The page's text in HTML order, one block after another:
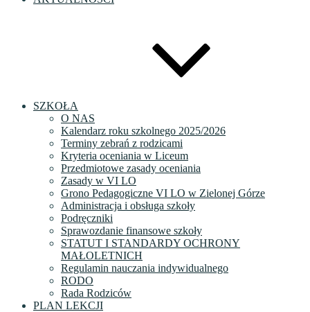
SZKOŁA
O NAS
Kalendarz roku szkolnego 2025/2026
Terminy zebrań z rodzicami
Kryteria oceniania w Liceum
Przedmiotowe zasady oceniania
Zasady w VI LO
Grono Pedagogiczne VI LO w Zielonej Górze
Administracja i obsługa szkoły
Podręczniki
Sprawozdanie finansowe szkoły
STATUT I STANDARDY OCHRONY
MAŁOLETNICH
Regulamin nauczania indywidualnego
RODO
Rada Rodziców
PLAN LEKCJI